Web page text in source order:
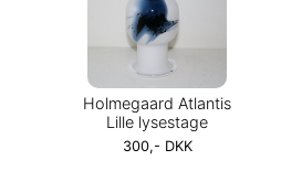
Holmegaard Atlantis
Lille lysestage
300,- DKK